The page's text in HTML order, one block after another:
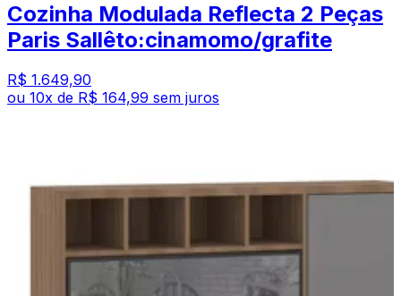
Cozinha Modulada Reflecta 2 Peças
Paris Sallêto:cinamomo/grafite
R$ 1.649,90
ou 10x de R$ 164,99 sem juros